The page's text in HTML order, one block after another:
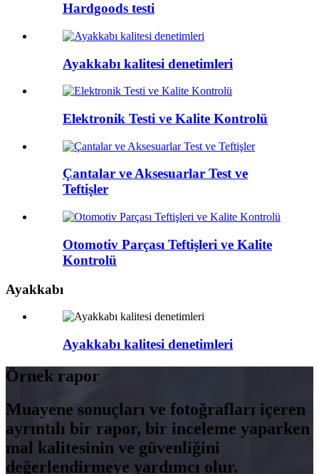
Hardgoods testi
Ayakkabı kalitesi denetimleri
Elektronik Testi ve Kalite Kontrolü
Çantalar ve Aksesuarlar Test ve
Teftişler
Otomotiv Parçası Teftişleri ve Kalite
Kontrolü
Ayakkabı
Ayakkabı kalitesi denetimleri
Örnek rapor
Muayene sonuçları ve fotoğrafları içeren
ayrıntılı bir rapor, bir inceleme yaparken
mal kalitesinin ve güvenliğini
değerlendirmeye yardımcı olur.